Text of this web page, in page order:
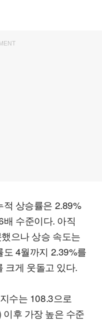
적 상승률은 2.89%
배 수준이다. 아직
으나 상승 속도는
4월까지 2.39%를
크게 웃돌고 있다.
수는 108.3으로
후 가장 높은 수준